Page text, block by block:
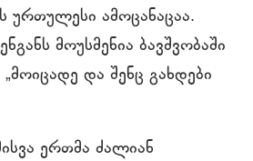
ამოცანაცაა.
მოუსმენია ბავშვობაში
„მოიცადე და შენც გახდები
ერთმა ძალიან